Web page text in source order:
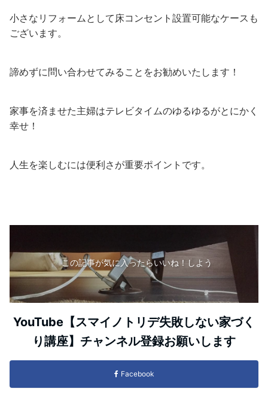
小さなリフォームとして床コンセント設置可能なケースも
ございます。
諦めずに問い合わせてみることをお勧めいたします！
家事を済ませた主婦はテレビタイムのゆるゆるがとにかく
幸せ！
人生を楽しむには便利さが重要ポイントです。
この記事が気に入ったらいいね！しよう
YouTube【スマイノトリデ失敗しない家づく
り講座】チャンネル登録お願いします
Facebook